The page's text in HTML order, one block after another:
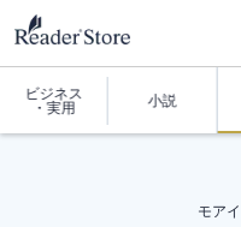
ビジネス
・実用
小説
モアイ